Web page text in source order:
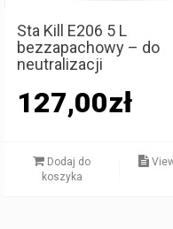
Sta Kill E206 5 L
bezzapachowy – do
neutralizacji
127,00zł
Dodaj do
koszyka